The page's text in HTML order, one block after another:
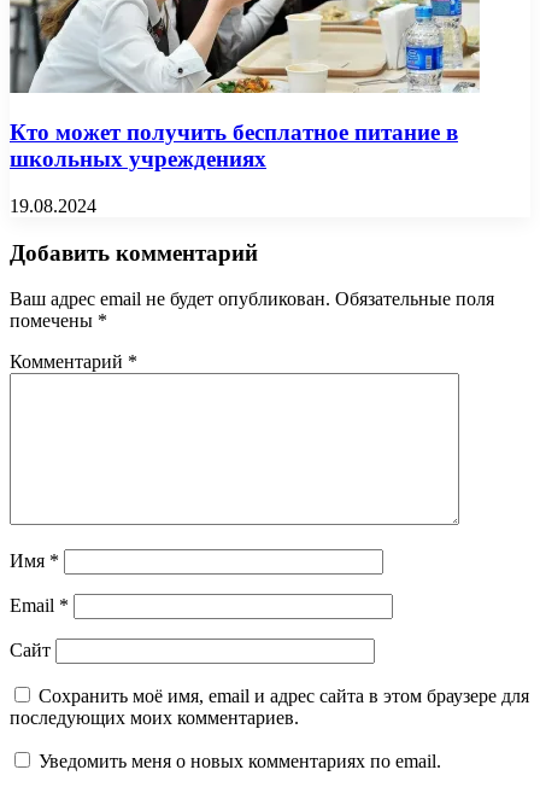
Кто может получить бесплатное питание в
школьных учреждениях
19.08.2024
Добавить комментарий
Ваш адрес email не будет опубликован. Обязательные поля
помечены *
Комментарий *
Имя *
Email *
Сайт
Сохранить моё имя, email и адрес сайта в этом браузере для
последующих моих комментариев.
Уведомить меня о новых комментариях по email.